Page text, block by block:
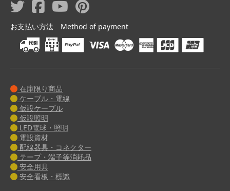
お支払い方法 Method of payment
在庫限り商品
ケーブル・電線
仮設ケーブル
仮設照明
LED電球・照明
電設資材
配線器具・コネクター
テープ・端子等消耗品
安全用具
安全看板・標識